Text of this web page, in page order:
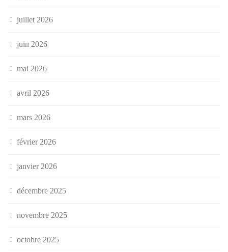
juillet 2026
juin 2026
mai 2026
avril 2026
mars 2026
février 2026
janvier 2026
décembre 2025
novembre 2025
octobre 2025